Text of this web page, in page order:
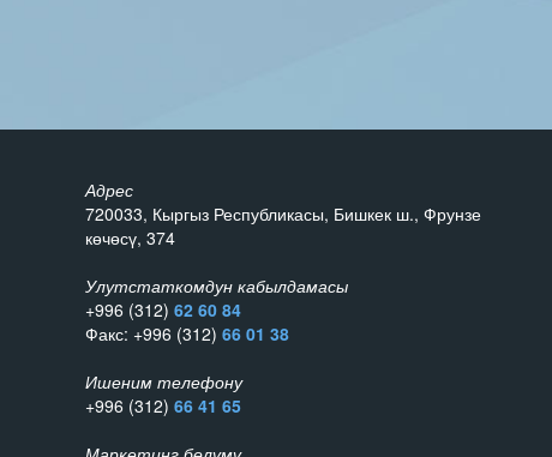
Адрес
720033, Кыргыз Республикасы, Бишкек ш., Фрунзе
көчөсү, 374
Улутстаткомдун кабылдамасы
+996 (312) 62 60 84
Факс: +996 (312) 66 01 38
Ишеним телефону
+996 (312) 66 41 65